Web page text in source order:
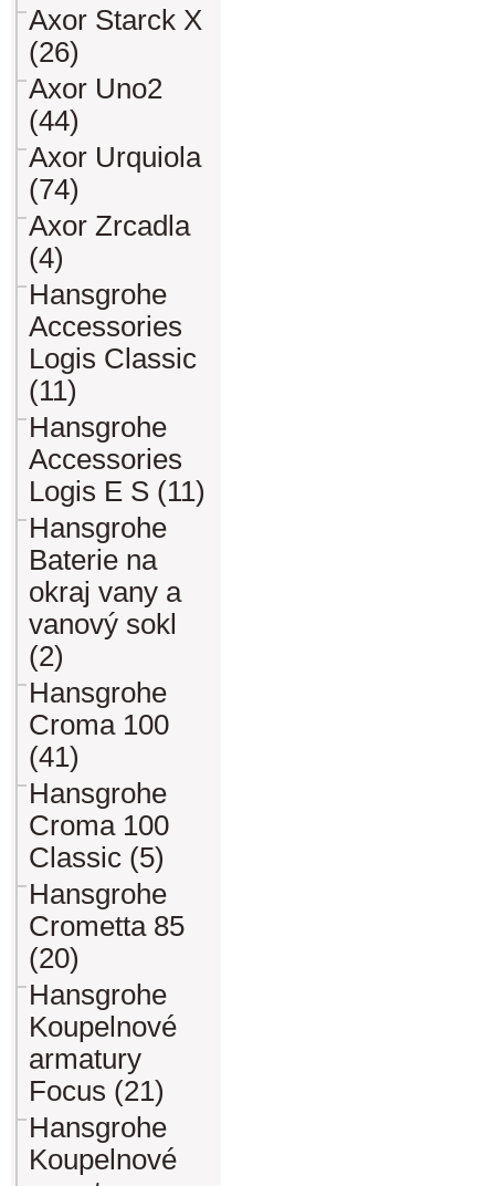
Axor Starck X
(26)
Axor Uno2
(44)
Axor Urquiola
(74)
Axor Zrcadla
(4)
Hansgrohe
Accessories
Logis Classic
(11)
Hansgrohe
Accessories
Logis E S (11)
Hansgrohe
Baterie na
okraj vany a
vanový sokl
(2)
Hansgrohe
Croma 100
(41)
Hansgrohe
Croma 100
Classic (5)
Hansgrohe
Crometta 85
(20)
Hansgrohe
Koupelnové
armatury
Focus (21)
Hansgrohe
Koupelnové